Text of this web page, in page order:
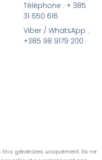
Téléphone : + 385
31 650 616
Viber / WhatsApp :
+385 98 9179 200
fins générales uniquement. Ils ne